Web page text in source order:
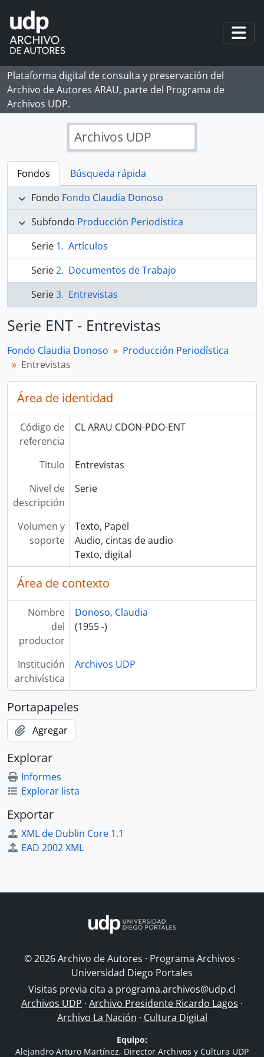
Skip to main content
Plataforma digital de consulta y preservación del
Archivo de Autores ARAU, parte del Programa de
Archivos UDP.
Archivos UDP
Fondos
Búsqueda rápida
Fondo Fondo Claudia Donoso
Subfondo Producción Periodística
Serie
Artículos
Serie
Documentos de Trabajo
Serie
Entrevistas
Serie ENT - Entrevistas
Fondo Claudia Donoso
Producción Periodística
Entrevistas
Área de identidad
Código de
referencia
CL ARAU CDON-PDO-ENT
Título
Entrevistas
Nivel de
descripción
Serie
Volumen y
soporte
Texto, Papel
Audio, cintas de audio
Texto, digital
Área de contexto
Nombre
del
productor
Donoso, Claudia
(1955 -)
Institución
archivística
Archivos UDP
Portapapeles
Agregar
Explorar
Informes
Explorar lista
Exportar
XML de Dublin Core 1.1
EAD 2002 XML
© 2026 Archivo de Autores · Programa Archivos ·
Universidad Diego Portales
Visitas previa cita a programa.archivos@udp.cl
Archivos UDP · Archivo Presidente Ricardo Lagos ·
Archivo La Nación · Cultura Digital
Equipo:
Alejandro Arturo Martínez, Director Archivos y Cultura UDP